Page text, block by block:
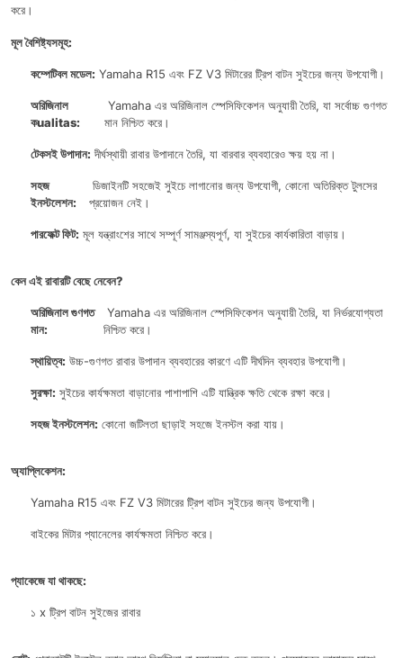
করে।
মূল বৈশিষ্ট্যসমূহ:
কম্পেটিবল মডেল: Yamaha R15 এবং FZ V3 মিটারের ট্রিপ বাটন সুইচের জন্য উপযোগী।
অরিজিনাল
কualitas:
Yamaha এর অরিজিনাল স্পেসিফিকেশন অনুযায়ী তৈরি, যা সর্বোচ্চ গুণগত
মান নিশ্চিত করে।
টেকসই উপাদান: দীর্ঘস্থায়ী রাবার উপাদানে তৈরি, যা বারবার ব্যবহারেও ক্ষয় হয় না।
সহজ
ইনস্টলেশন:
ডিজাইনটি সহজেই সুইচে লাগানোর জন্য উপযোগী, কোনো অতিরিক্ত টুলসের
প্রয়োজন নেই।
পারফেক্ট ফিট: মূল যন্ত্রাংশের সাথে সম্পূর্ণ সামঞ্জস্যপূর্ণ, যা সুইচের কার্যকারিতা বাড়ায়।
কেন এই রাবারটি বেছে নেবেন?
অরিজিনাল গুণগত
মান:
Yamaha এর অরিজিনাল স্পেসিফিকেশন অনুযায়ী তৈরি, যা নির্ভরযোগ্যতা
নিশ্চিত করে।
স্থায়িত্ব: উচ্চ-গুণগত রাবার উপাদান ব্যবহারের কারণে এটি দীর্ঘদিন ব্যবহার উপযোগী।
সুরক্ষা: সুইচের কার্যক্ষমতা বাড়ানোর পাশাপাশি এটি যান্ত্রিক ক্ষতি থেকে রক্ষা করে।
সহজ ইনস্টলেশন: কোনো জটিলতা ছাড়াই সহজে ইনস্টল করা যায়।
অ্যাপ্লিকেশন:
Yamaha R15 এবং FZ V3 মিটারের ট্রিপ বাটন সুইচের জন্য উপযোগী।
বাইকের মিটার প্যানেলের কার্যক্ষমতা নিশ্চিত করে।
প্যাকেজে যা থাকছে:
১ x ট্রিপ বাটন সুইজের রাবার